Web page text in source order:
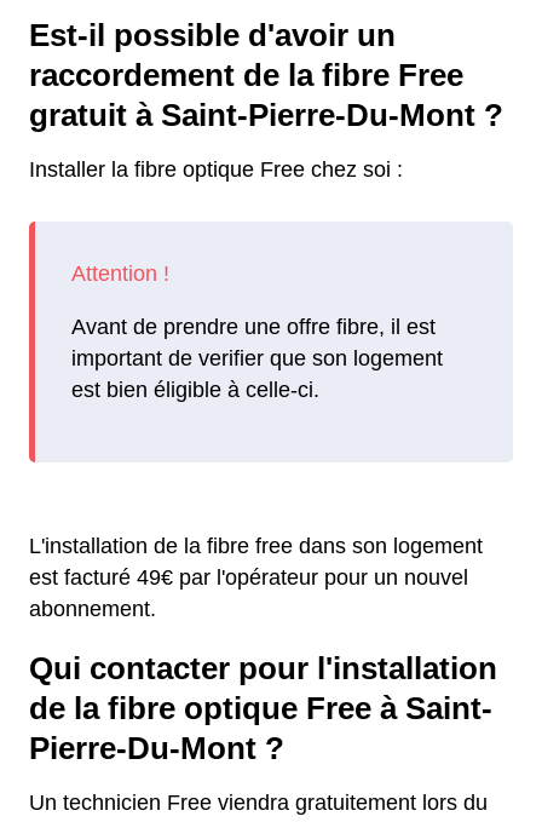
Est-il possible d'avoir un
raccordement de la fibre Free
gratuit à Saint-Pierre-Du-Mont ?
Installer la fibre optique Free chez soi :
Avant de prendre une offre fibre, il est
important de verifier que son logement
est bien éligible à celle-ci.
L'installation de la fibre free dans son logement
est facturé 49€ par l'opérateur pour un nouvel
abonnement.
Qui contacter pour l'installation
de la fibre optique Free à Saint-
Pierre-Du-Mont ?
Un technicien Free viendra gratuitement lors du